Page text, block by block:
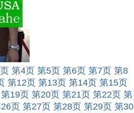
第4页 第5页 第6页 第7页 第8
第12页 第13页 第14页 第15页
第19页 第20页 第21页 第22页 第
页 第27页 第28页 第29页 第30